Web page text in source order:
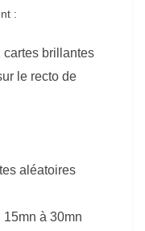
:
cartes brillantes
le recto de
aléatoires
15mn à 30mn